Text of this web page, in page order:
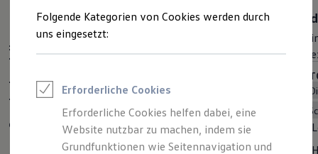
Journalisten
Sportvereine
Branchenlösungen
Bau & Handwerk
Kurier, Logistik & Handel
Kühlfahrzeuge
Feuerwehr
Rettungsdienste
ONE Business ID Vorteile
Standardmodelle
Caddy Cargo
Ab inkl. MwSt.
Ab exkl. MwSt.
26.480,00 €
Diesel
Plug-In-Hybrid
Schaltgetriebe
Automatik
Leistung
75 — 90kW
Hubraum
1,5 | 2L
Ab
Ab
Folgende Kategorien von Cookies werden durch
uns eingesetzt:
Erforderliche Cookies
Erforderliche Cookies helfen dabei, eine
Website nutzbar zu machen, indem sie
Grundfunktionen wie Seitennavigation und